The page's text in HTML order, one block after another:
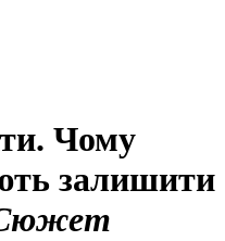
Чому
залишити